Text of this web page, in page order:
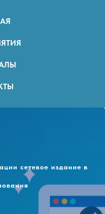
сетевое издание в